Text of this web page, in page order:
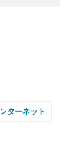
ターネット